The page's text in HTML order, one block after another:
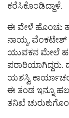
ಕರೆಸಿಕೊಂಡಿದ್ದಾಳೆ.
ಈ ವೇಳೆ ಹೊಂಚು
ನಾಯ್ಕ, ವೆಂಕಟೇಶ್
ಯುವಕನ ಮೇಲೆ
ಪರಾರಿಯಾಗಿದ್ದರು.
ಯಶಸ್ವಿ
ಈ ತಂಡ ಇನ್ನೂ
ತನಿಖೆ